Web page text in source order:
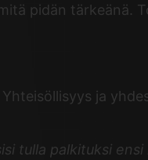
pidän tärkeänä.
ja
tulla palkituksi